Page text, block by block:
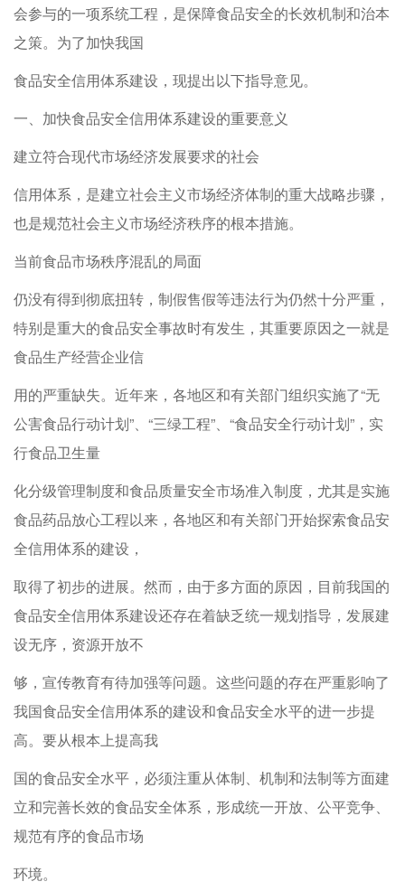
会参与的一项系统工程，是保障食品安全的长效机制和治本
之策。为了加快我国
食品安全信用体系建设，现提出以下指导意见。
一、加快食品安全信用体系建设的重要意义
建立符合现代市场经济发展要求的社会
信用体系，是建立社会主义市场经济体制的重大战略步骤，
也是规范社会主义市场经济秩序的根本措施。
当前食品市场秩序混乱的局面
仍没有得到彻底扭转，制假售假等违法行为仍然十分严重，
特别是重大的食品安全事故时有发生，其重要原因之一就是
食品生产经营企业信
用的严重缺失。近年来，各地区和有关部门组织实施了“无
公害食品行动计划”、“三绿工程”、“食品安全行动计划”，实
行食品卫生量
化分级管理制度和食品质量安全市场准入制度，尤其是实施
食品药品放心工程以来，各地区和有关部门开始探索食品安
全信用体系的建设，
取得了初步的进展。然而，由于多方面的原因，目前我国的
食品安全信用体系建设还存在着缺乏统一规划指导，发展建
设无序，资源开放不
够，宣传教育有待加强等问题。这些问题的存在严重影响了
我国食品安全信用体系的建设和食品安全水平的进一步提
高。要从根本上提高我
国的食品安全水平，必须注重从体制、机制和法制等方面建
立和完善长效的食品安全体系，形成统一开放、公平竞争、
规范有序的食品市场
环境。